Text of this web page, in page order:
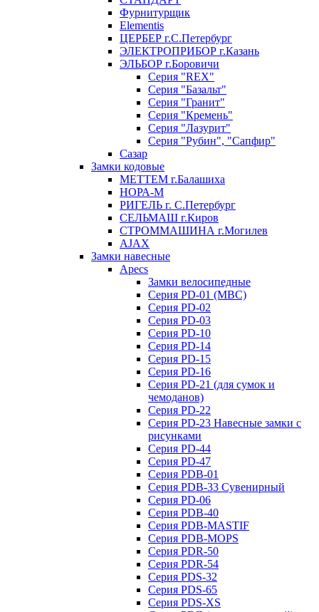
Фурнитурщик
Elementis
ЦЕРБЕР г.С.Петербург
ЭЛЕКТРОПРИБОР г.Казань
ЭЛЬБОР г.Боровичи
Серия "REX"
Серия "Базальт"
Серия "Гранит"
Серия "Кремень"
Серия "Лазурит"
Серия "Рубин", "Сапфир"
Сазар
Замки кодовые
МЕТТЕМ г.Балашиха
НОРА-М
РИГЕЛЬ г. С.Петербург
СЕЛЬМАШ г.Киров
СТРОММАШИНА г.Могилев
AJAX
Замки навесные
Apecs
Замки велосипедные
Серия PD-01 (МВС)
Серия PD-02
Серия PD-03
Серия PD-10
Серия PD-14
Серия PD-15
Серия PD-16
Серия PD-21 (для сумок и
чемоданов)
Серия PD-22
Серия PD-23 Навесные замки с
рисунками
Серия PD-44
Серия PD-47
Серия PDB-01
Серия PDB-33 Сувенирный
Серия PD-06
Серия PDB-40
Серия PDB-MASTIF
Серия PDB-MOPS
Серия PDR-50
Серия PDR-54
Серия PDS-32
Серия PDS-65
Серия PDS-XS